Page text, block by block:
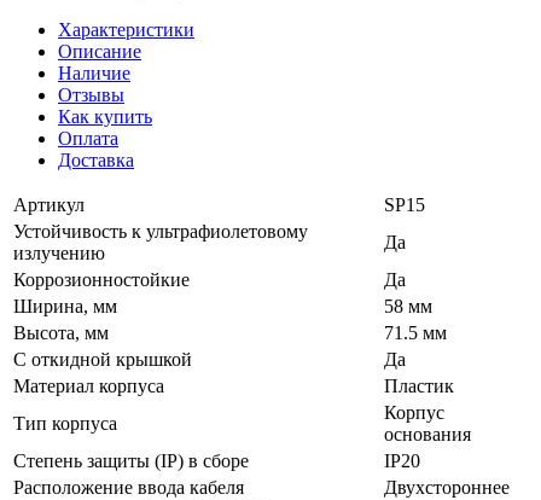
Характеристики
Описание
Наличие
Отзывы
Как купить
Оплата
Доставка
Артикул
SP15
Устойчивость к ультрафиолетовому
излучению
Да
Коррозионностойкие
Да
Ширина, мм
58 мм
Высота, мм
71.5 мм
С откидной крышкой
Да
Материал корпуса
Пластик
Тип корпуса
Корпус
основания
Степень защиты (IP) в сборе
IP20
Расположение ввода кабеля
Двухстороннее